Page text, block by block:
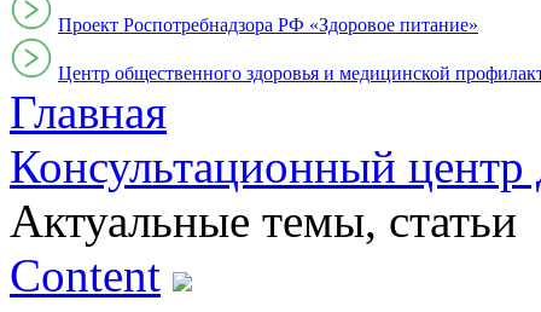
Проект Роспотребнадзора РФ «Здоровое питание»
Центр общественного здоровья и медицинской
Главная
Консультационный центр
Актуальные темы, cтатьи
Content